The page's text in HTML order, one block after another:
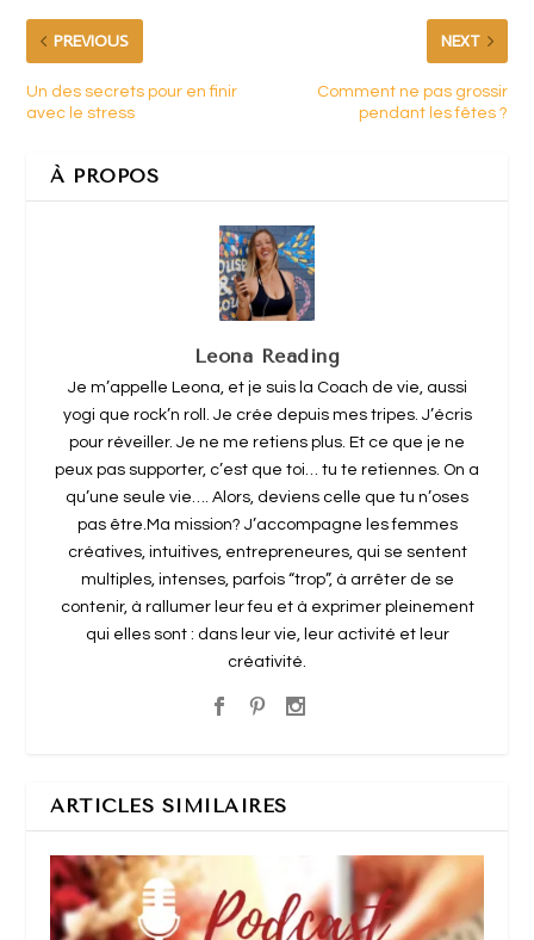
PREVIOUS
Un des secrets pour en finir
avec le stress
NEXT
Comment ne pas grossir
pendant les fêtes ?
À PROPOS
Leona Reading
Je m’appelle Leona, et je suis la Coach de vie, aussi
yogi que rock’n roll. Je crée depuis mes tripes. J’écris
pour réveiller. Je ne me retiens plus. Et ce que je ne
peux pas supporter, c’est que toi… tu te retiennes. On a
qu’une seule vie…. Alors, deviens celle que tu n’oses
pas être.Ma mission? J’accompagne les femmes
créatives, intuitives, entrepreneures, qui se sentent
multiples, intenses, parfois “trop”, à arrêter de se
contenir, à rallumer leur feu et à exprimer pleinement
qui elles sont : dans leur vie, leur activité et leur
créativité.
ARTICLES SIMILAIRES